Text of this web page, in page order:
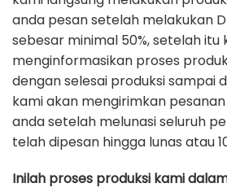
anda pesan setelah melakukan
sebesar minimal 50%, setelah itu
menginformasikan proses
dengan selesai produksi sampai
kami akan mengirimkan
anda setelah melunasi seluruh
telah dipesan hingga lunas atau
Inilah proses produksi kami